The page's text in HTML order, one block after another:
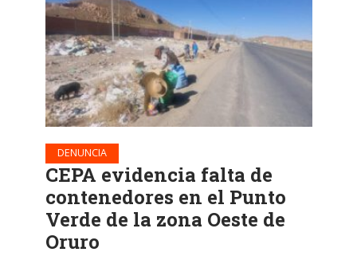
DENUNCIA
CEPA evidencia falta de
contenedores en el Punto
Verde de la zona Oeste de
Oruro